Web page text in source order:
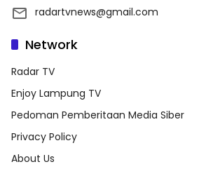
radartvnews@gmail.com
Network
Radar TV
Enjoy Lampung TV
Pedoman Pemberitaan Media Siber
Privacy Policy
About Us